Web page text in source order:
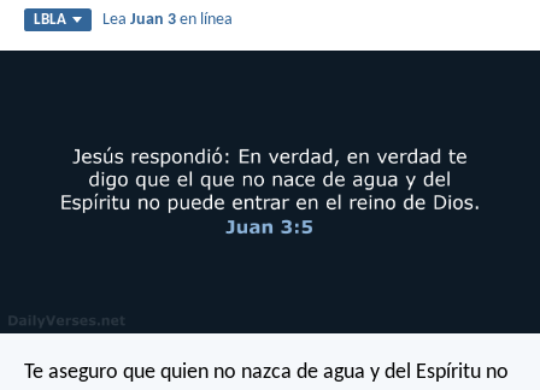
LBLA LeaJuan 3 en línea
Te aseguro que quien no nazca de agua y del Espíritu no